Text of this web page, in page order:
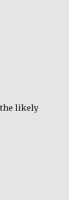
the likely